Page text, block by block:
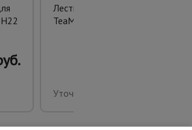
Лестница односекционная
TeaM S4112
Уточнить цену